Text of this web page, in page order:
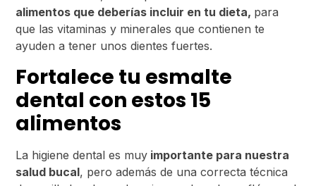
alimentos que deberías incluir en tu dieta, para
que las vitaminas y minerales que contienen te
ayuden a tener unos dientes fuertes.
Fortalece tu esmalte
dental con estos 15
alimentos
La higiene dental es muy importante para nuestra
salud bucal, pero además de una correcta técnica